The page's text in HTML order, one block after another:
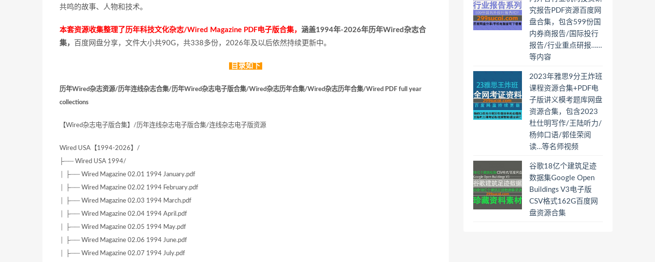
共鸣的故事、人物和技术。
本套资源收集整理了历年科技文化杂志/Wired Magazine PDF电子版合集， 涵盖1994年-2026年历年Wired杂志合
集，
百度网盘分享，文件大小共90G，共338多份，2026年及以后依然持续更新中。
目录如下
历年Wired杂志资源/历年连线杂志合集/历年Wired杂志电子版合集/Wired杂志历年合集/Wired杂志历年合集/Wired PDF full year
collections
【Wired杂志电子版合集】/历年连线杂志电子版合集/连线杂志电子版资源
Wired USA【1994-2026】/
├── Wired USA 1994/
│ ├── Wired Magazine 02.01 1994 January.pdf
│ ├── Wired Magazine 02.02 1994 February.pdf
│ ├── Wired Magazine 02.03 1994 March.pdf
│ ├── Wired Magazine 02.04 1994 April.pdf
│ ├── Wired Magazine 02.05 1994 May.pdf
│ ├── Wired Magazine 02.06 1994 June.pdf
│ ├── Wired Magazine 02.07 1994 July.pdf
究报告PDF资源百度网
盘合集，包含599份国
内券商报告/国际投行
报告/行业重点研报……
等内容
2023年雅思9分王炸班
课程资源合集+PDF电
子版讲义模考题库网盘
资源合集，包含2023
杜仕明写作/王陆听力/
杨帅口语/郭佳荣阅
读…等名师视频
谷歌18亿个建筑足迹
数据集Google Open
Buildings V3电子版
CSV格式162G百度网
盘资源合集